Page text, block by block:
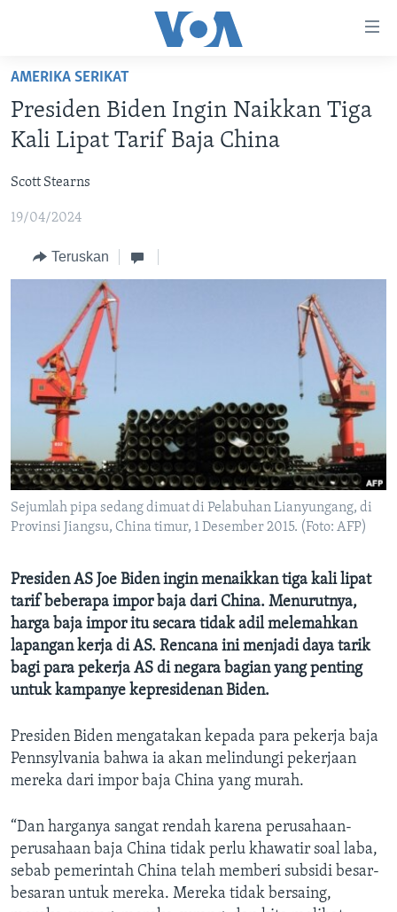
Akses
Lanjut
ke
Konten
Lanjut
ke
Utama
Lanjut
BERANDA
DUNIA
POLYGRAPH
DAFTAR PROGRAM
Learning English
IKUTI KAMI
Bahasa-bahasa
AMERIKA SERIKAT
Presiden Biden Ingin Naikkan Tiga
Kali Lipat Tarif Baja China
Scott Stearns
19/04/2024
Teruskan
Sejumlah pipa sedang dimuat di Pelabuhan Lianyungang, di
Provinsi Jiangsu, China timur, 1 Desember 2015. (Foto: AFP)
Presiden AS Joe Biden ingin menaikkan tiga kali lipat
tarif beberapa impor baja dari China. Menurutnya,
harga baja impor itu secara tidak adil melemahkan
lapangan kerja di AS. Rencana ini menjadi daya tarik
bagi para pekerja AS di negara bagian yang penting
untuk kampanye kepresidenan Biden.
Presiden Biden mengatakan kepada para pekerja baja
Pennsylvania bahwa ia akan melindungi pekerjaan
mereka dari impor baja China yang murah.
“Dan harganya sangat rendah karena perusahaan-
perusahaan baja China tidak perlu khawatir soal laba,
sebab pemerintah China telah memberi subsidi besar-
besaran untuk mereka. Mereka tidak bersaing,